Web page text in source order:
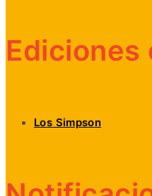
Ediciones
Los Simpson